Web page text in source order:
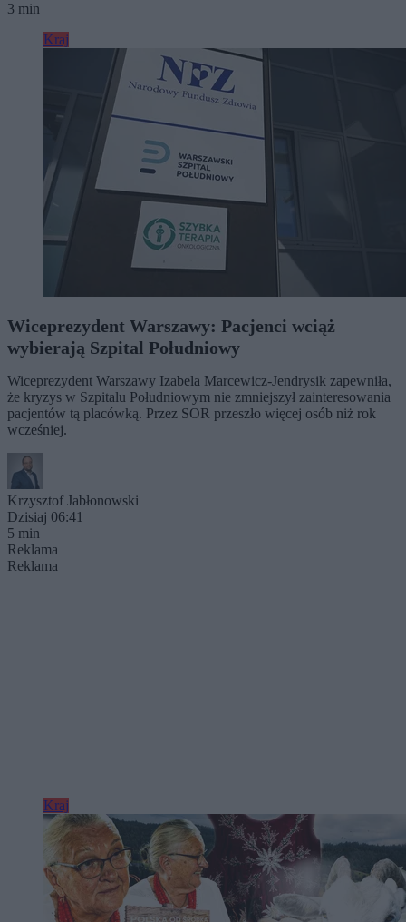
3 min
Kraj
Wiceprezydent Warszawy: Pacjenci wciąż
wybierają Szpital Południowy
Wiceprezydent Warszawy Izabela Marcewicz-Jendrysik zapewniła,
że kryzys w Szpitalu Południowym nie zmniejszył zainteresowania
pacjentów tą placówką. Przez SOR przeszło więcej osób niż rok
wcześniej.
Krzysztof Jabłonowski
Dzisiaj 06:41
5 min
Reklama
Reklama
Kraj